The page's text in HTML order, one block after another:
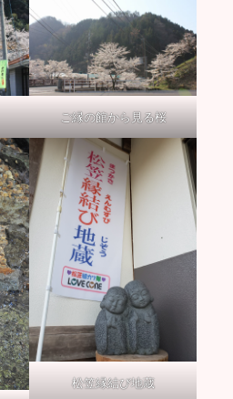
ご縁の館から見る桜
松笠縁結び地蔵